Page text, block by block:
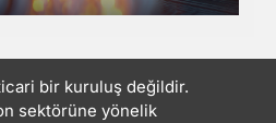
bir kuruluş değildir.
sektörüne yönelik